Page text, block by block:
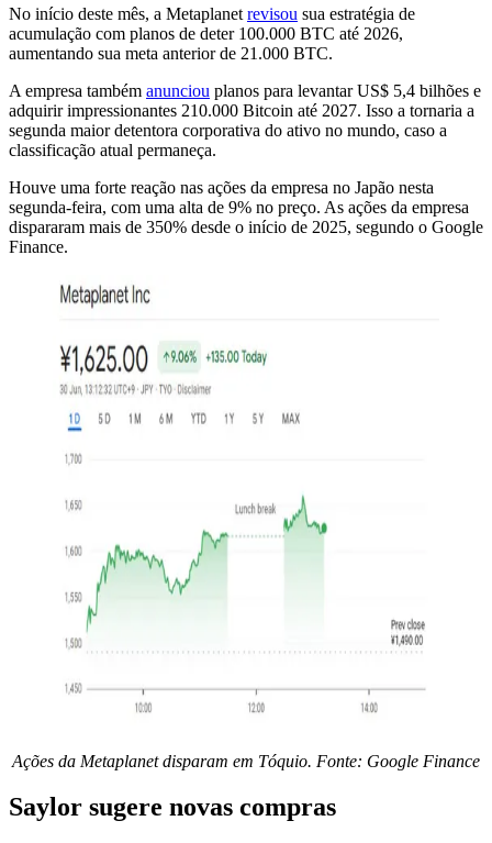
No início deste mês, a Metaplanet revisou sua estratégia de
acumulação com planos de deter 100.000 BTC até 2026,
aumentando sua meta anterior de 21.000 BTC.
A empresa também anunciou planos para levantar US$ 5,4 bilhões e
adquirir impressionantes 210.000 Bitcoin até 2027. Isso a tornaria a
segunda maior detentora corporativa do ativo no mundo, caso a
classificação atual permaneça.
Houve uma forte reação nas ações da empresa no Japão nesta
segunda-feira, com uma alta de 9% no preço. As ações da empresa
dispararam mais de 350% desde o início de 2025, segundo o Google
Finance.
Ações da Metaplanet disparam em Tóquio. Fonte: Google Finance
Saylor sugere novas compras